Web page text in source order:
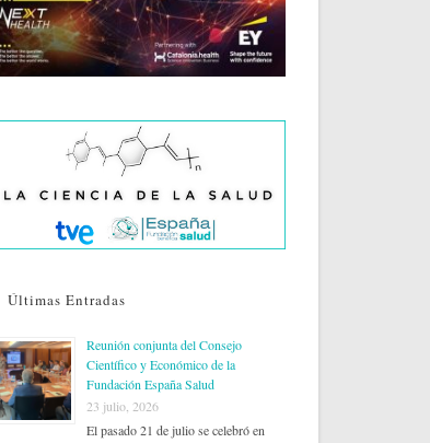
Últimas Entradas
Reunión conjunta del Consejo
Científico y Económico de la
Fundación España Salud
23 julio, 2026
El pasado 21 de julio se celebró en